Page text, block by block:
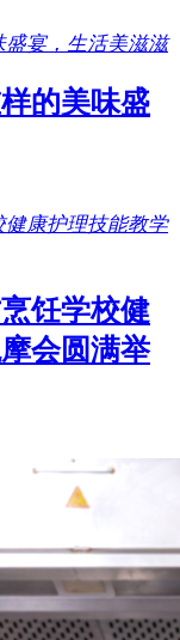
的美味盛
饪学校健
会圆满举